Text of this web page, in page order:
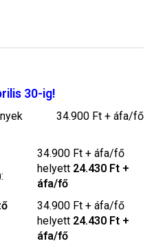
30-ig!
34.900 Ft + áfa/fő
34.900 Ft + áfa/fő
helyett 24.430 Ft +
áfa/fő
34.900 Ft + áfa/fő
helyett 24.430 Ft +
áfa/fő